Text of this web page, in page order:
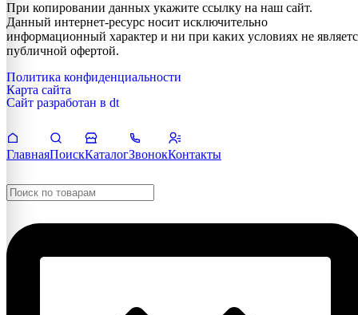
При копировании данных укажите ссылку на наш сайт.
Данный интернет-ресурс носит исключительно
информационный характер и ни при каких условиях не
публичной офертой.
Политика конфиденциальности
Карта сайта
Сайт разработан в dt
ГлавнаяПоискКаталогЗвонокКонтакты